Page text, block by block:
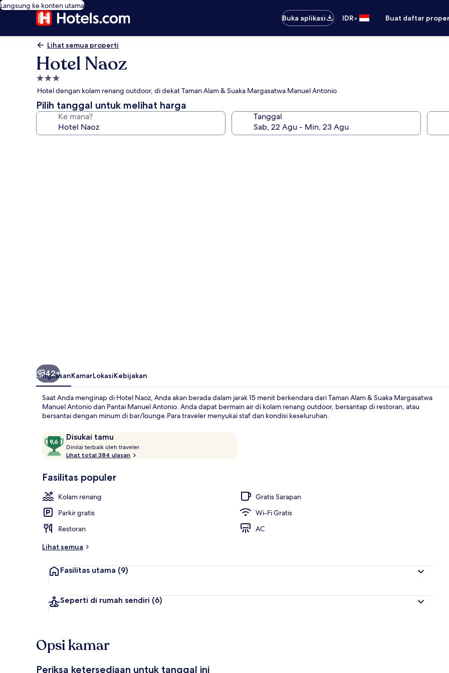
Langsung ke konten utama
Buka aplikasi
IDR• Buat daftar
Lihat semua properti
Hotel Naoz
Properti
bintang
3.0
Hotel dengan kolam renang outdoor, di dekat Taman Alam & Suaka Margasatwa Manuel Antonio
Pilih tanggal untuk melihat harga
Ke mana? Tanggal
42+
RingkasanKamarLokasiKebijakan
Saat Anda menginap di Hotel Naoz, Anda akan berada dalam jarak 15 menit berkendara dari Taman Alam & Suaka Margasatwa
Manuel Antonio dan Pantai Manuel Antonio. Anda dapat bermain air di kolam renang outdoor, bersantap di restoran, atau
bersantai dengan minum di bar/lounge.Para traveler menyukai staf dan kondisi keseluruhan.
Ulasan Disukai tamu
9,6
dari
10,
tamu
Dinilai terbaik oleh traveler
i
l
Lihat total 384 ulasan
Fasilitas populer
Kolam renang
Gratis Sarapan
Parkir gratis
Wi-Fi Gratis
Restoran
AC
Lihat semua
Fasilitas utama (9)
Seperti di rumah sendiri (6)
Opsi kamar
Periksa ketersediaan untuk tanggal ini